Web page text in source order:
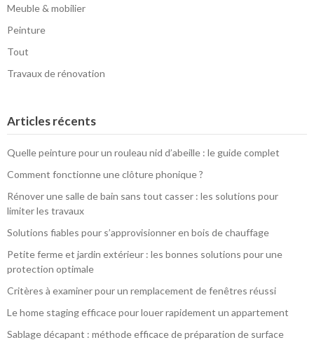
Meuble & mobilier
Peinture
Tout
Travaux de rénovation
Articles récents
Quelle peinture pour un rouleau nid d’abeille : le guide complet
Comment fonctionne une clôture phonique ?
Rénover une salle de bain sans tout casser : les solutions pour
limiter les travaux
Solutions fiables pour s’approvisionner en bois de chauffage
Petite ferme et jardin extérieur : les bonnes solutions pour une
protection optimale
Critères à examiner pour un remplacement de fenêtres réussi
Le home staging efficace pour louer rapidement un appartement
Sablage décapant : méthode efficace de préparation de surface